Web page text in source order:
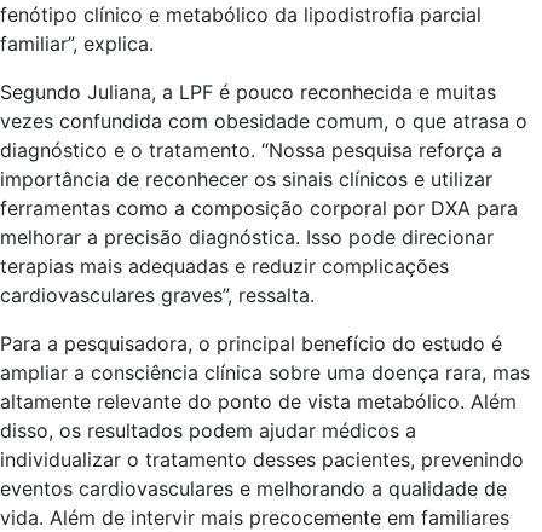
fenótipo clínico e metabólico da lipodistrofia parcial
familiar”, explica.
Segundo Juliana, a LPF é pouco reconhecida e muitas
vezes confundida com obesidade comum, o que atrasa o
diagnóstico e o tratamento. “Nossa pesquisa reforça a
importância de reconhecer os sinais clínicos e utilizar
ferramentas como a composição corporal por DXA para
melhorar a precisão diagnóstica. Isso pode direcionar
terapias mais adequadas e reduzir complicações
cardiovasculares graves”, ressalta.
Para a pesquisadora, o principal benefício do estudo é
ampliar a consciência clínica sobre uma doença rara, mas
altamente relevante do ponto de vista metabólico. Além
disso, os resultados podem ajudar médicos a
individualizar o tratamento desses pacientes, prevenindo
eventos cardiovasculares e melhorando a qualidade de
vida. Além de intervir mais precocemente em familiares